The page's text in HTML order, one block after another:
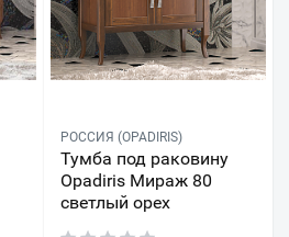
РОССИЯ (OPADIRIS)
Тумба под раковину
Opadiris Мираж 80
светлый орех